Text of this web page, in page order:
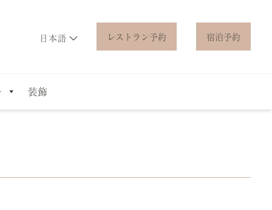
日本語 レストラン予約 宿泊予約
装飾